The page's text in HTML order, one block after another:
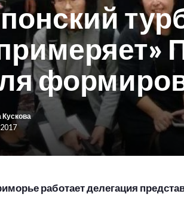
Кускова
работает делегация